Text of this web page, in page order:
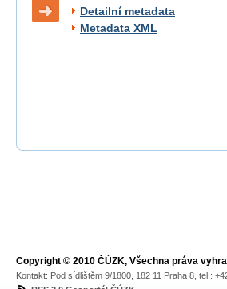
Detailní metadata
Metadata XML
Copyright © 2010 ČÚZK, Všechna práva
Kontakt: Pod sídlištěm 9/1800, 182 11 Praha 8, tel.: